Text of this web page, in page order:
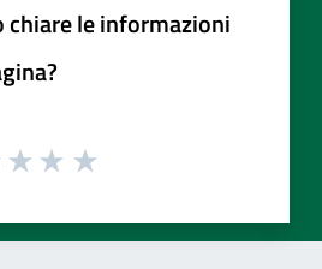
chiare le informazioni